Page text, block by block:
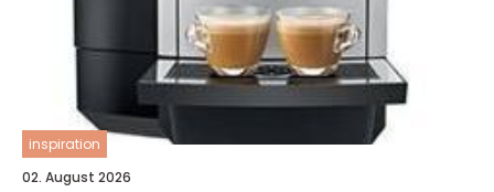
inspiration
02. August 2026